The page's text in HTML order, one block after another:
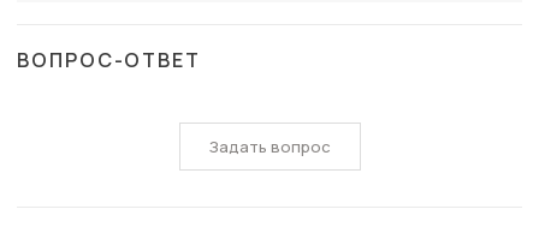
ВОПРОС-ОТВЕТ
Задать вопрос